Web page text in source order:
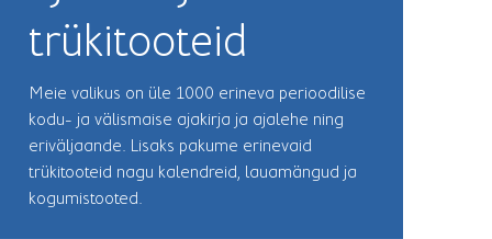
trükitooteid
Meie valikus on üle 1000 erineva perioodilise
kodu- ja välismaise ajakirja ja ajalehe ning
eriväljaande. Lisaks pakume erinevaid
trükitooteid nagu kalendreid, lauamängud ja
kogumistooted.